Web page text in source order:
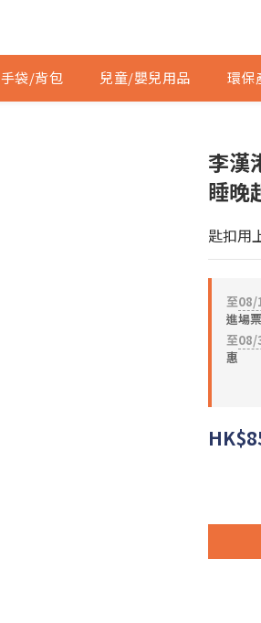
手袋/背包 兒童/嬰兒用品 環保
李漢
睡晚
匙扣用
至08/
進場
至08/
惠